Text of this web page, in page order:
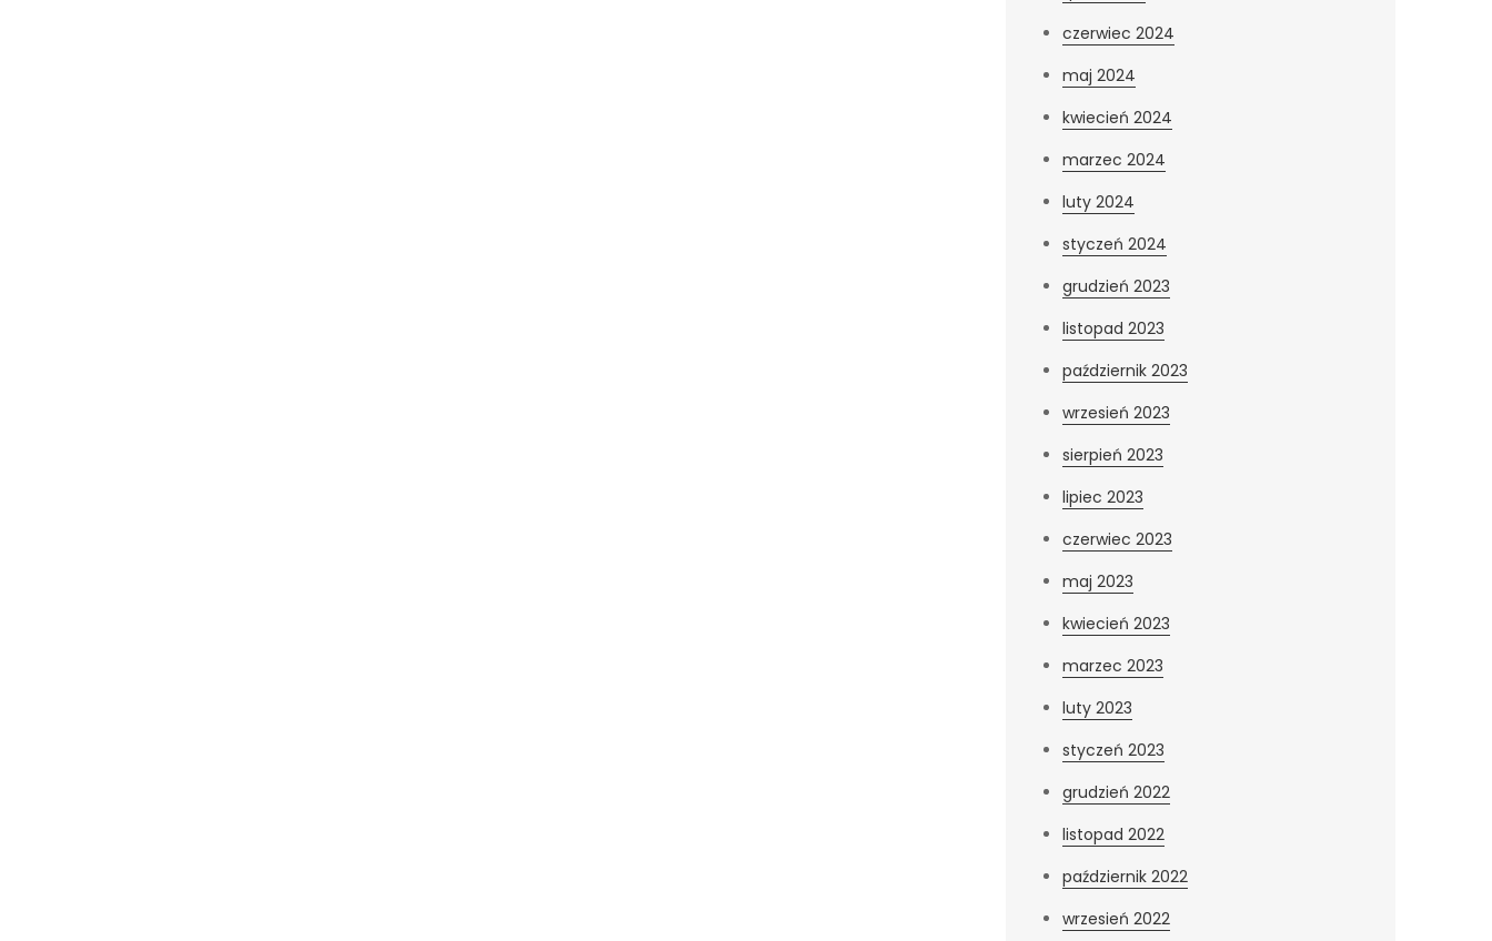
czerwiec 2024
maj 2024
kwiecień 2024
marzec 2024
luty 2024
styczeń 2024
grudzień 2023
listopad 2023
październik 2023
wrzesień 2023
sierpień 2023
lipiec 2023
czerwiec 2023
maj 2023
kwiecień 2023
marzec 2023
luty 2023
styczeń 2023
grudzień 2022
listopad 2022
październik 2022
wrzesień 2022